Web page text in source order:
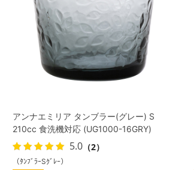
アンナエミリア タンブラー(グレー) S
210cc 食洗機対応 (UG1000-16GRY)
5.0 （2）
（ﾀﾝﾌﾞﾗｰSｸﾞﾚｰ）